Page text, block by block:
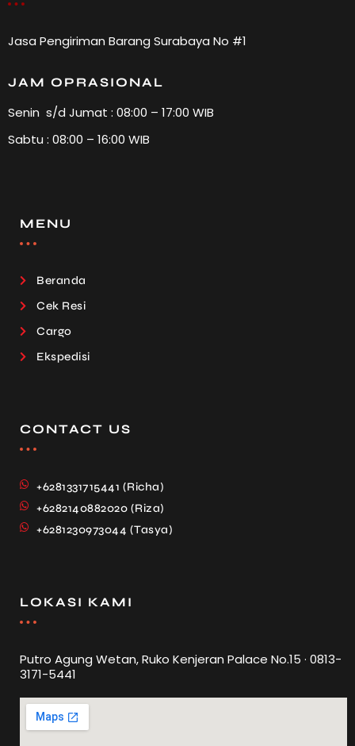
Jasa Pengiriman Barang Surabaya No #1
JAM OPRASIONAL
Senin s/d Jumat : 08:00 – 17:00 WIB
Sabtu : 08:00 – 16:00 WIB
MENU
Beranda
Cek Resi
Cargo
Ekspedisi
CONTACT US
+6281331715441 (Richa)
+6282140882020 (Riza)
+6281230973044 (Tasya)
LOKASI KAMI
Putro Agung Wetan, Ruko Kenjeran Palace No.15 · 0813-
3171-5441